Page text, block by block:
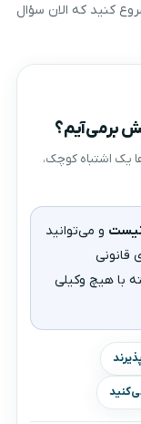
کنید که الان سؤال
برمی‌آیم؟
یک اشتباه کوچک،
نیست و می‌توانید
قانونی
با هیچ وکیلی